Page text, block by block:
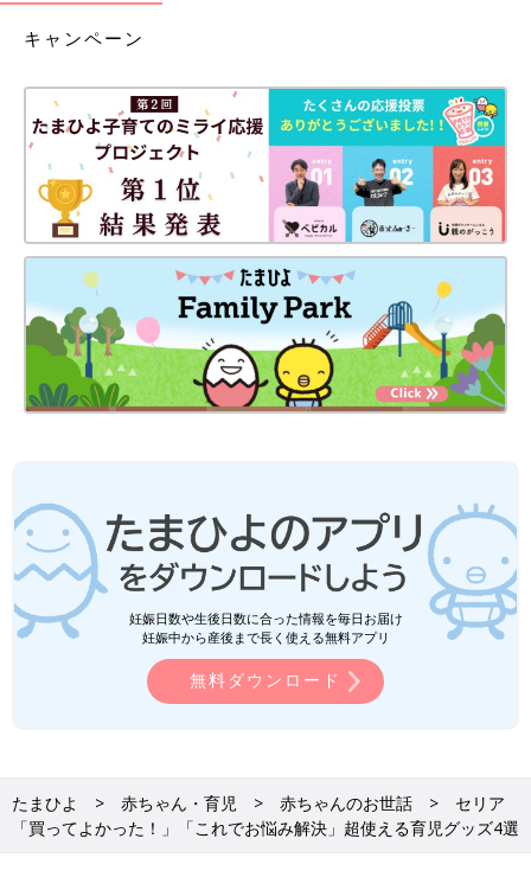
キャンペーン
妊娠日数や生後日数に合った情報を毎日お届け
妊娠中から産後まで長く使える無料アプリ
無料ダウンロード
たまひよ 赤ちゃん・育児 赤ちゃんのお世話
セリア
「買ってよかった！」「これでお悩み解決」超使える育児グッズ4選